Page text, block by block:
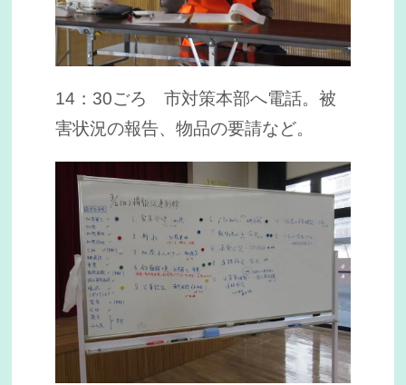
14：30ごろ 市対策本部へ電話。被
害状況の報告、物品の要請など。